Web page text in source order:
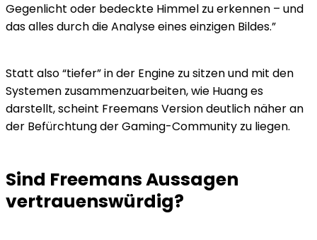
Gegenlicht oder bedeckte Himmel zu erkennen – und
das alles durch die Analyse eines einzigen Bildes.”
Statt also “tiefer” in der Engine zu sitzen und mit den
Systemen zusammenzuarbeiten, wie Huang es
darstellt, scheint Freemans Version deutlich näher an
der Befürchtung der Gaming-Community zu liegen.
Sind Freemans Aussagen
vertrauenswürdig?